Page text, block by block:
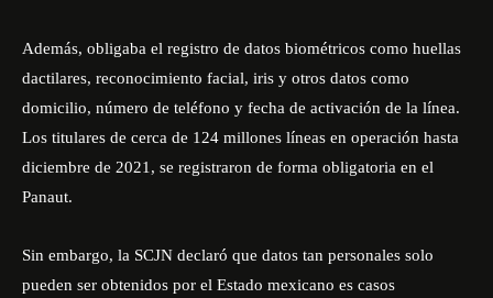
Además, obligaba el registro de datos biométricos como huellas
dactilares, reconocimiento facial, iris y otros datos como
domicilio, número de teléfono y fecha de activación de la línea.
Los titulares de cerca de 124 millones líneas en operación hasta
diciembre de 2021, se registraron de forma obligatoria en el
Panaut.
Sin embargo, la SCJN declaró que datos tan personales solo
pueden ser obtenidos por el Estado mexicano es casos